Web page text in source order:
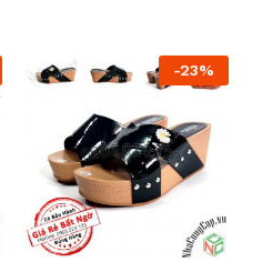
-23%